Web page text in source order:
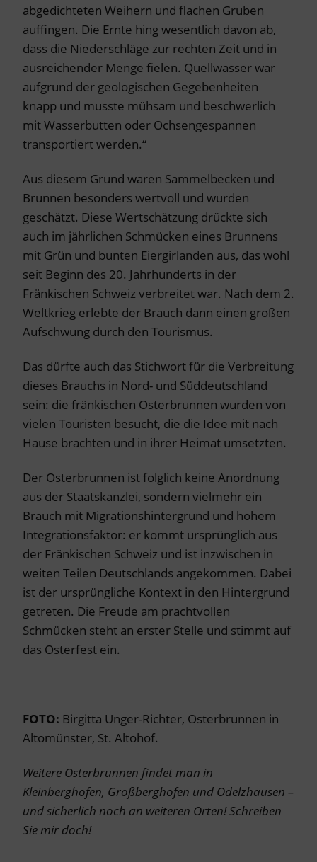
abgedichteten Weihern und flachen Gruben
auffingen. Die Ernte hing wesentlich davon ab,
dass die Niederschläge zur rechten Zeit und in
ausreichender Menge fielen. Quellwasser war
aufgrund der geologischen Gegebenheiten
knapp und musste mühsam und beschwerlich
mit Wasserbutten oder Ochsengespannen
transportiert werden.“
Aus diesem Grund waren Sammelbecken und
Brunnen besonders wertvoll und wurden
geschätzt. Diese Wertschätzung drückte sich
auch im jährlichen Schmücken eines Brunnens
mit Grün und bunten Eiergirlanden aus, das wohl
seit Beginn des 20. Jahrhunderts in der
Fränkischen Schweiz verbreitet war. Nach dem 2.
Weltkrieg erlebte der Brauch dann einen großen
Aufschwung durch den Tourismus.
Das dürfte auch das Stichwort für die Verbreitung
dieses Brauchs in Nord- und Süddeutschland
sein: die fränkischen Osterbrunnen wurden von
vielen Touristen besucht, die die Idee mit nach
Hause brachten und in ihrer Heimat umsetzten.
Der Osterbrunnen ist folglich keine Anordnung
aus der Staatskanzlei, sondern vielmehr ein
Brauch mit Migrationshintergrund und hohem
Integrationsfaktor: er kommt ursprünglich aus
der Fränkischen Schweiz und ist inzwischen in
weiten Teilen Deutschlands angekommen. Dabei
ist der ursprüngliche Kontext in den Hintergrund
getreten. Die Freude am prachtvollen
Schmücken steht an erster Stelle und stimmt auf
das Osterfest ein.
FOTO: Birgitta Unger-Richter, Osterbrunnen in
Altomünster, St. Altohof.
Weitere Osterbrunnen findet man in
Kleinberghofen, Großberghofen und Odelzhausen –
und sicherlich noch an weiteren Orten! Schreiben
Sie mir doch!